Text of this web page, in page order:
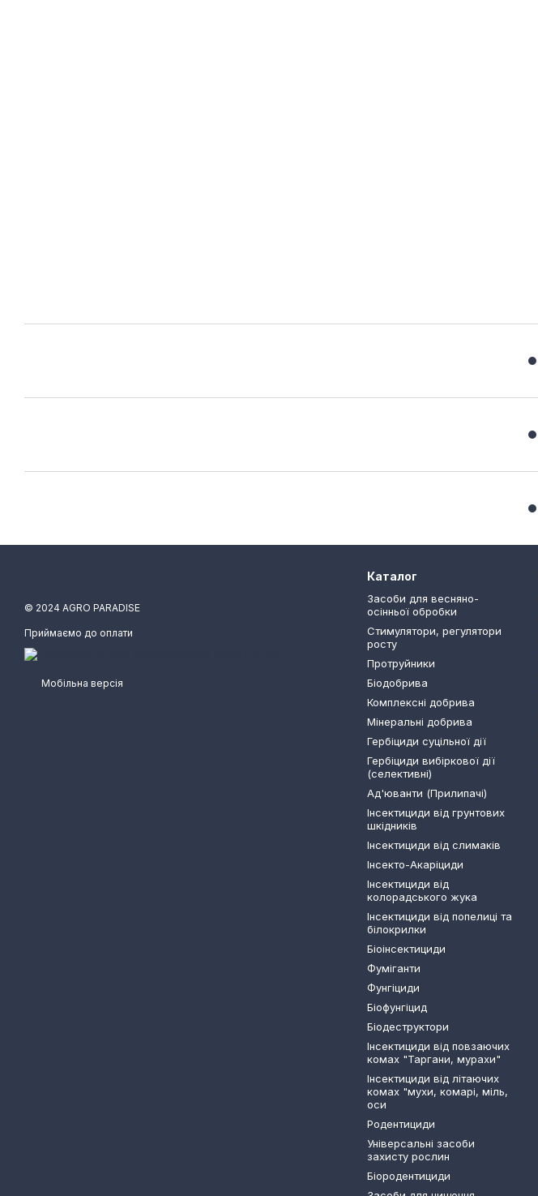
© 2024 AGRO PARADISE
Приймаємо до оплати
Мобільна версія
Каталог
Засоби для весняно-
осінньої обробки
Стимулятори, регулятори
росту
Протруйники
Біодобрива
Комплексні добрива
Мінеральні добрива
Гербіциди суцільної дії
Гербіциди вибіркової дії
(селективні)
Ад'юванти (Прилипачі)
Інсектициди від грунтових
шкідників
Інсектициди від слимаків
Інсекто-Акаріциди
Інсектициди від
колорадського жука
Інсектициди від попелиці та
білокрилки
Біоінсектициди
Фуміганти
Фунгіциди
Біофунгіцид
Біодеструктори
Інсектициди від повзаючих
комах "Таргани, мурахи"
Інсектициди від літаючих
комах "мухи, комарі, міль,
оси
Родентициди
Універсальні засоби
захисту рослин
Біородентициди